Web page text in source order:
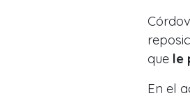
que le
En el